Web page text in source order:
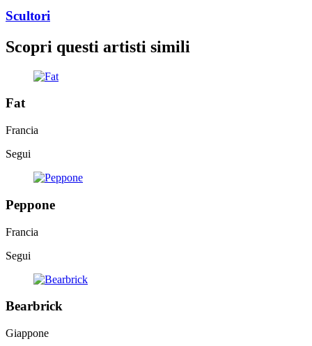
Scultori
Scopri questi artisti simili
Fat
Francia
Segui
Peppone
Francia
Segui
Bearbrick
Giappone